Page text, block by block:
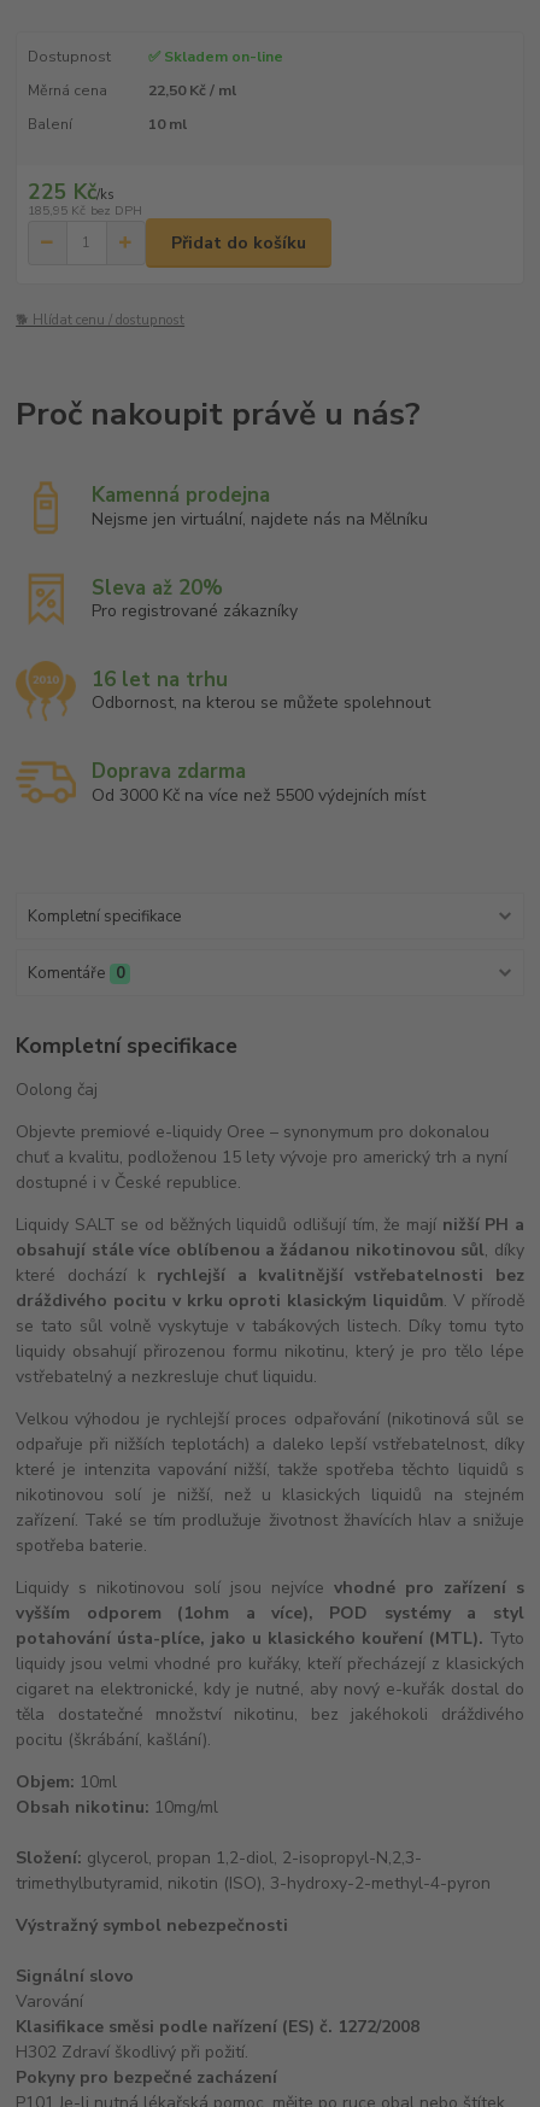
Dostupnost
✅ Skladem on-line
Měrná cena
22,50 Kč / ml
Balení
10 ml
225 Kč/ks
185,95 Kč bez DPH
Přidat do košíku
🐕 Hlídat cenu / dostupnost
Kamenná prodejna
Nejsme jen virtuální, najdete nás na Mělníku
Sleva až 20%
Pro registrované zákazníky
16 let na trhu
Odbornost, na kterou se můžete spolehnout
Doprava zdarma
Od 3000 Kč na více než 5500 výdejních míst
Kompletní specifikace
Komentáře 0
Kompletní specifikace
Oolong čaj
Objevte premiové e-liquidy Oree – synonymum pro dokonalou
chuť a kvalitu, podloženou 15 lety vývoje pro americký trh a nyní
dostupné i v České republice.
Liquidy SALT se od běžných liquidů odlišují tím, že mají nižší PH a
obsahují stále více oblíbenou a žádanou nikotinovou sůl, díky
které dochází k rychlejší a kvalitnější vstřebatelnosti bez
dráždivého pocitu v krku oproti klasickým liquidům. V přírodě
se tato sůl volně vyskytuje v tabákových listech. Díky tomu tyto
liquidy obsahují přirozenou formu nikotinu, který je pro tělo lépe
vstřebatelný a nezkresluje chuť liquidu.
Velkou výhodou je rychlejší proces odpařování (nikotinová sůl se
odpařuje při nižších teplotách) a daleko lepší vstřebatelnost, díky
které je intenzita vapování nižší, takže spotřeba těchto liquidů s
nikotinovou solí je nižší, než u klasických liquidů na stejném
zařízení. Také se tím prodlužuje životnost žhavících hlav a snižuje
spotřeba baterie.
Liquidy s nikotinovou solí jsou nejvíce vhodné pro zařízení s
vyšším odporem (1ohm a více), POD systémy a styl
potahování ústa-plíce, jako u klasického kouření (MTL). Tyto
liquidy jsou velmi vhodné pro kuřáky, kteří přecházejí z klasických
cigaret na elektronické, kdy je nutné, aby nový e-kuřák dostal do
těla dostatečné množství nikotinu, bez jakéhokoli dráždivého
pocitu (škrábání, kašlání).
Objem: 10ml
Obsah nikotinu: 10mg/ml
Složení: glycerol, propan 1,2-diol, 2-isopropyl-N,2,3-
trimethylbutyramid, nikotin (ISO), 3-hydroxy-2-methyl-4-pyron
Výstražný symbol nebezpečnosti
Signální slovo
Varování
Klasifikace směsi podle nařízení (ES) č. 1272/2008
H302 Zdraví škodlivý při požití.
Pokyny pro bezpečné zacházení
P101 Je-li nutná lékařská pomoc, mějte po ruce obal nebo štítek